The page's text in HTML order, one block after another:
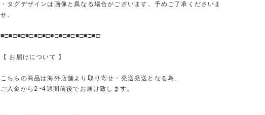
・タグデザインは画像と異なる場合がございます。予めご了承くださいま
せ。
■□■□■□■□■□■□■□■□■□■□■□■□
【 お届けについて 】
こちらの商品は海外店舗より取り寄せ・発送発送となる為、
ご入金から2~4週間前後でお届け致します。